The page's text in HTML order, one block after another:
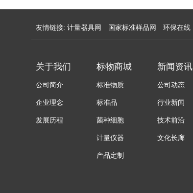
友情链接: 计量器具网 国家标准样品网 环保在线
关于我们
公司简介
企业理念
发展历程
标物商城
标准物质
标准品
菌种细胞
计量仪器
产品定制
新闻资讯
公司动态
行业新闻
技术前沿
文化长廊